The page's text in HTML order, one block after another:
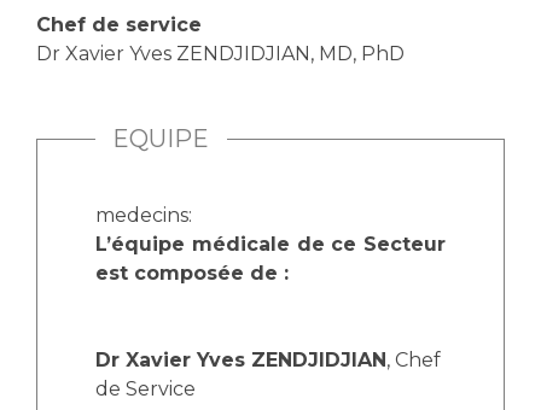
Infos COVID-19
Laïcité et cultes
Les associations
Livret d'accueil
Vos droits, vos devoirs
Emplois socio-éducatifs
Chercheurs
La recherche clinique à l'AP-HM
Écoles et Instituts de Formation
Chef de service
Dr Xavier Yves ZENDJIDJIAN, MD, PhD
EQUIPE
medecins:
L’équipe médicale de ce Secteur
est composée de :
Dr Xavier Yves ZENDJIDJIAN, Chef
de Service